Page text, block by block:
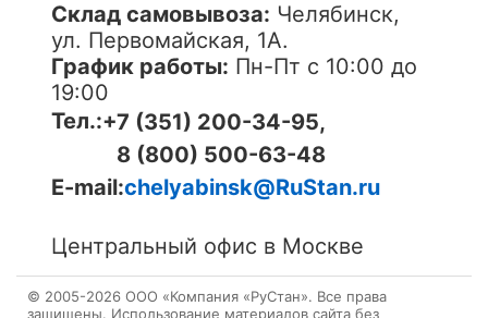
Cклад самовывоза: Челябинск,
ул. Первомайская, 1А.
График работы: Пн-Пт с 10:00 до
19:00
Тел.:+7 (351) 200-34-95,
8 (800) 500-63-48
E-mail:chelyabinsk@RuStan.ru
Центральный офис в Москве
© 2005-2026 ОOО «Компания «РуСтан». Все права
защищены. Использование материалов сайта без